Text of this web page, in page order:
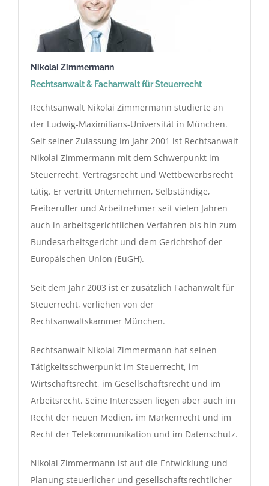
Nikolai Zimmermann
Rechtsanwalt & Fachanwalt für Steuerrecht
Rechtsanwalt Nikolai Zimmermann studierte an
der Ludwig-Maximilians-Universität in München.
Seit seiner Zulassung im Jahr 2001 ist Rechtsanwalt
Nikolai Zimmermann mit dem Schwerpunkt im
Steuerrecht, Vertragsrecht und Wettbewerbsrecht
tätig. Er vertritt Unternehmen, Selbständige,
Freiberufler und Arbeitnehmer seit vielen Jahren
auch in arbeitsgerichtlichen Verfahren bis hin zum
Bundesarbeitsgericht und dem Gerichtshof der
Europäischen Union (EuGH).
Seit dem Jahr 2003 ist er zusätzlich Fachanwalt für
Steuerrecht, verliehen von der
Rechtsanwaltskammer München.
Rechtsanwalt Nikolai Zimmermann hat seinen
Tätigkeitsschwerpunkt im Steuerrecht, im
Wirtschaftsrecht, im Gesellschaftsrecht und im
Arbeitsrecht. Seine Interessen liegen aber auch im
Recht der neuen Medien, im Markenrecht und im
Recht der Telekommunikation und im Datenschutz.
Nikolai Zimmermann ist auf die Entwicklung und
Planung steuerlicher und gesellschaftsrechtlicher